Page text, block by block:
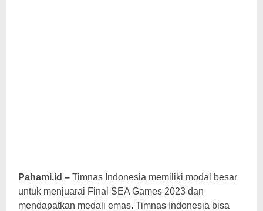
Pahami.id – Timnas Indonesia memiliki modal besar
untuk menjuarai Final SEA Games 2023 dan
mendapatkan medali emas. Timnas Indonesia bisa